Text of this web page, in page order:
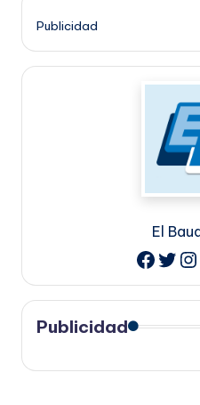
Publicidad
El
Publicidad